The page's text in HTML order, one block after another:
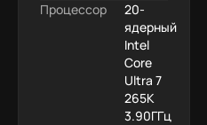
Процессор
20-
ядерный
Intel
Core
Ultra 7
265K
3.90ГГц